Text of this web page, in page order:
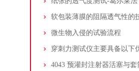
微生物入侵的试验流程
穿刺力测试仪主要具备以下